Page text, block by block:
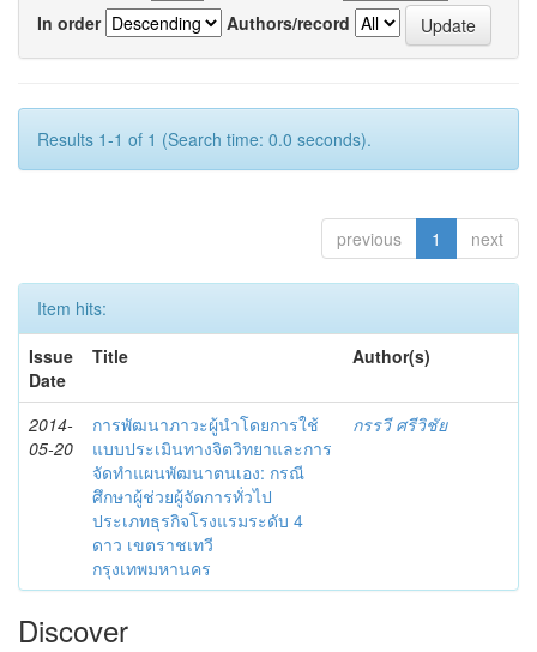
In order
Authors/record
Results 1-1 of 1 (Search time: 0.0 seconds).
previous 1 next
Item hits:
Issue
Date
Title Author(s)
2014-
05-20
การพัฒนาภาวะผู้นำโดยการใช้
แบบประเมินทางจิตวิทยาและการ
จัดทำแผนพัฒนาตนเอง: กรณี
ศึกษาผู้ช่วยผู้จัดการทั่วไป
ประเภทธุรกิจโรงแรมระดับ 4
ดาว เขตราชเทวี
กรุงเทพมหานคร
กรรวี ศรีวิชัย
Discover